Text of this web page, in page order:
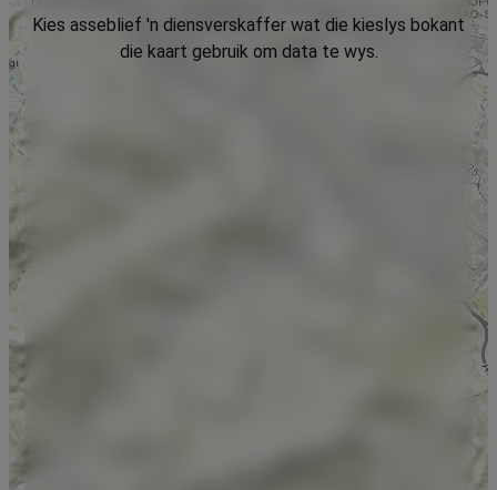
Kies asseblief 'n diensverskaffer wat die kieslys bokant
die kaart gebruik om data te wys.